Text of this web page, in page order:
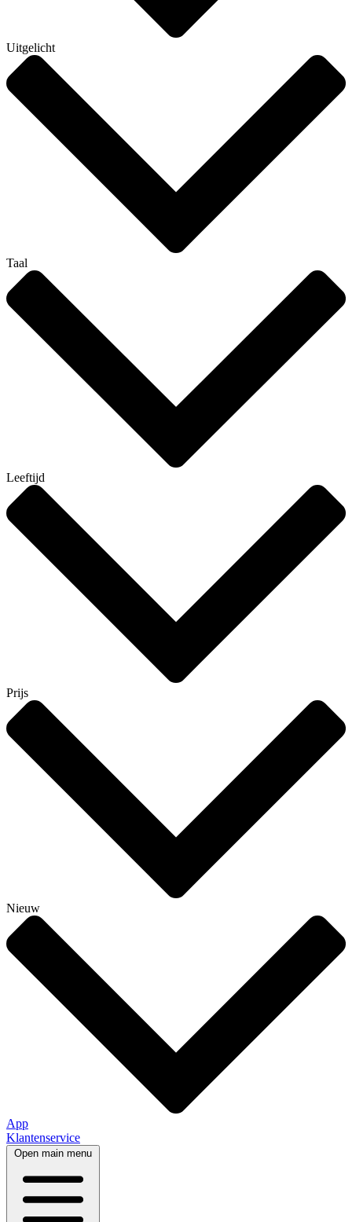
Uitgelicht
Taal
Leeftijd
Prijs
Nieuw
App
Klantenservice
Open main menu